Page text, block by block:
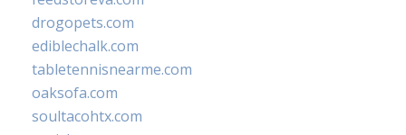
drogopets.com
ediblechalk.com
tabletennisnearme.com
oaksofa.com
soultacohtx.com